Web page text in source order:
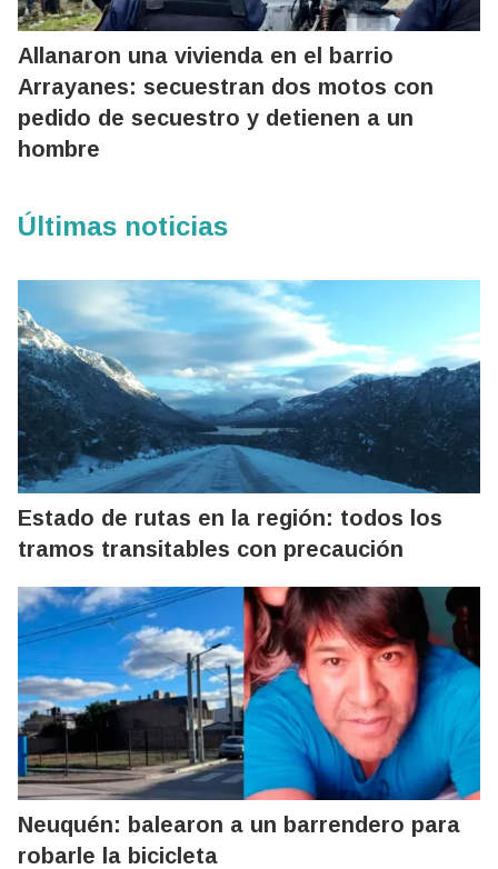
Allanaron una vivienda en el barrio
Arrayanes: secuestran dos motos con
pedido de secuestro y detienen a un
hombre
Últimas noticias
Estado de rutas en la región: todos los
tramos transitables con precaución
Neuquén: balearon a un barrendero para
robarle la bicicleta